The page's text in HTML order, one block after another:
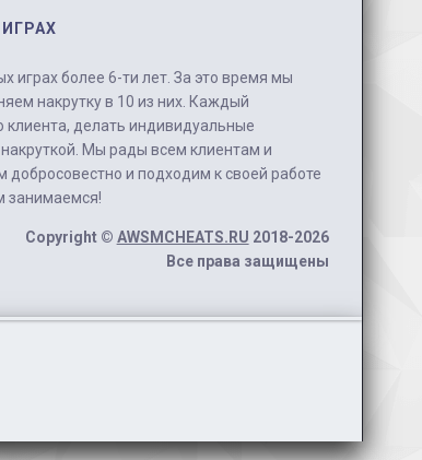
играх более 6-ти лет. За это время мы
накрутку в 10 из них. Каждый
клиента, делать индивидуальные
Мы рады всем клиентам и
и подходим к своей работе
занимаемся!
Copyright © AWSMCHEATS.RU 2018-2026
Все права защищены